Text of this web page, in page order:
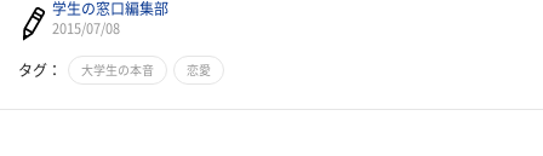
学生の窓口編集部
2015/07/08
タグ： 大学生の本音 恋愛